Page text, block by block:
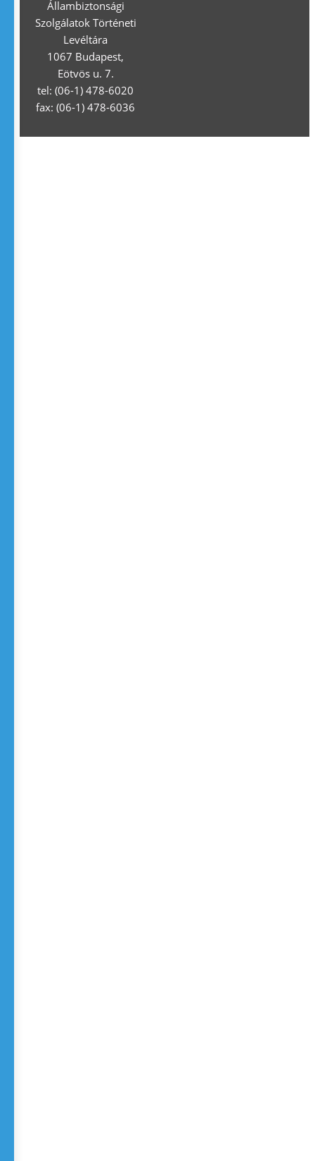
Állambiztonsági
Szolgálatok Történeti
Levéltára
1067 Budapest,
Eötvös u. 7.
tel: (06-1) 478-6020
fax: (06-1) 478-6036